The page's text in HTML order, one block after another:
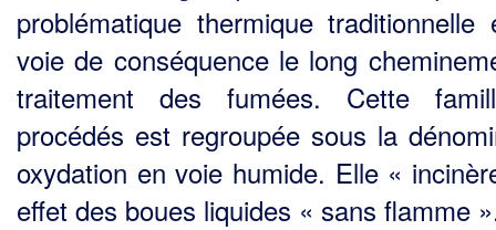
problématique thermique traditionnelle
voie de conséquence le long
traitement des fumées. Cette
procédés est regroupée sous la
oxydation en voie humide. Elle «
effet des boues liquides « sans flamme